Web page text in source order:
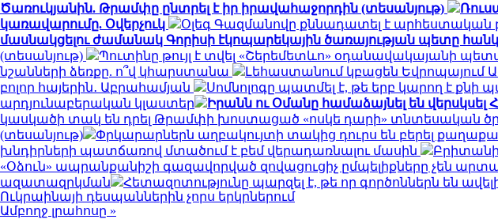
Ծառուկյանին. Թրամփը ընտրել է իր իրավահաջորդին (տեսանյութ)
կառավարումը. Օվերչուկ
Օլեգ Գազմանովը քննադատել է արհեստական
մասնակցելու ժամանակ Գորիսի էկոպարեկային ծառայության պետը
(տեսանյութ)
Պուտինը թույլ է տվել «Շերեմետևո» օդանավակայանի
նշանների ձեռքը. ո՞վ կհարստանա
Լեհաստանում կբացեն
բոլոր հայերին․ Աբրահամյան
Սոմնոլոգը պատմել է, թե երբ կարող է քնի
արդյունաբերական կլաստեր
Իրանն ու Օմանը համաձայնել են վերսկսել
կասկածի տակ են դրել Թրամփի խոստացած «ոսկե դարի» տնտեսական
(տեսանյութ)
Փրկարարներն աղբակույտի տակից դուրս են բերել
խնդիրների պատճառով մտածում է բեմ վերադառնալու մասին
«Օձուն» ապրանքանիշի գազավորված զովացուցիչ ըմպելիքները չեն
ազատազրկման
Հետազոտությունը պարզել է, թե որ գործոններն են
Ուկրաինայի դեսպաններին չորս երկրներում
Ամբողջ լրահոսը »